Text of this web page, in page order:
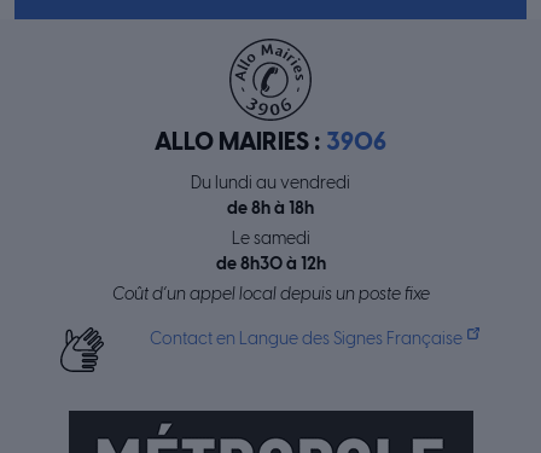
ALLO MAIRIES : 3906
Du lundi au vendredi
de 8h à 18h
Le samedi
de 8h30 à 12h
Coût d’un appel local depuis un poste fixe
Contact en Langue des Signes Française